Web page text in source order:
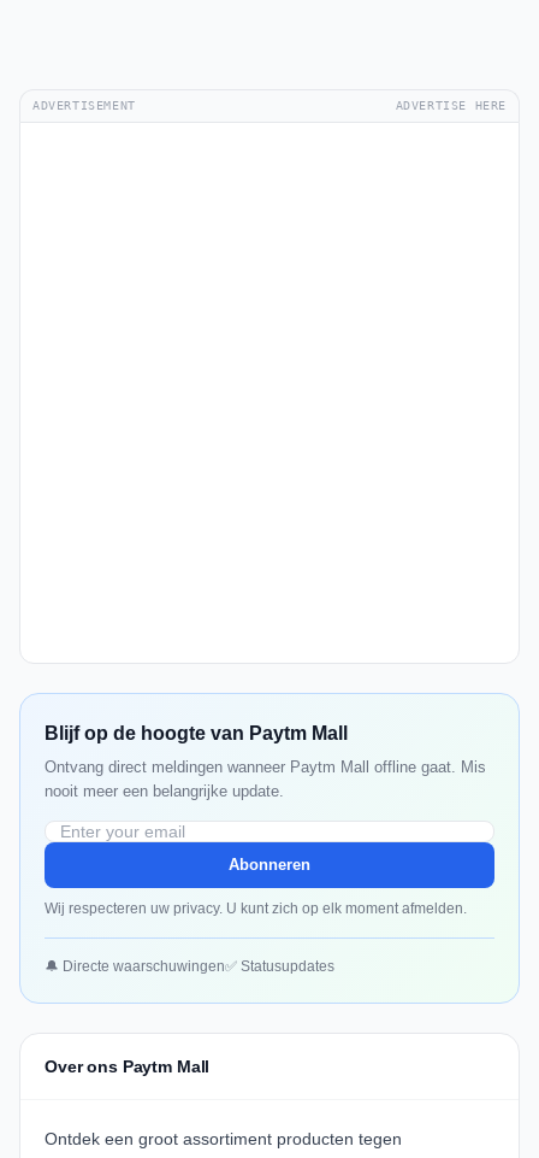
ADVERTISEMENT ADVERTISE HERE
Blijf op de hoogte van Paytm Mall
Ontvang direct meldingen wanneer Paytm Mall offline gaat. Mis
nooit meer een belangrijke update.
Abonneren
Wij respecteren uw privacy. U kunt zich op elk moment afmelden.
🔔 Directe waarschuwingen✅ Statusupdates
Over ons Paytm Mall
Ontdek een groot assortiment producten tegen